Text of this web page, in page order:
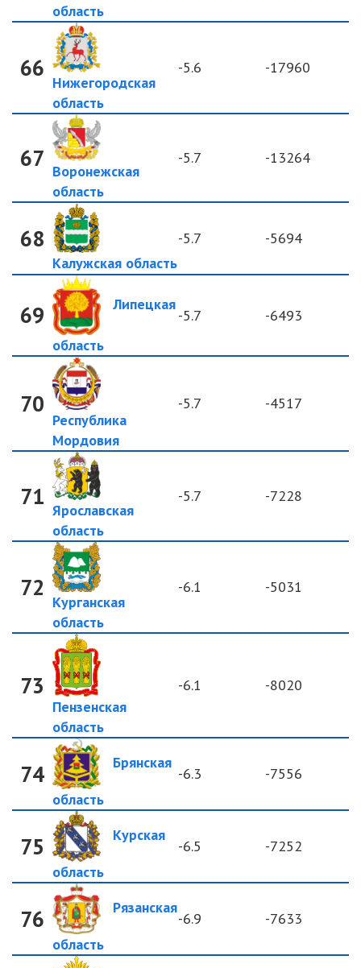
область
66
Нижегородская
область
-5.6 -17960
67 Воронежская
область
-5.7 -13264
68
Калужская область
-5.7 -5694
69 Липецкая
область
-5.7 -6493
70
Республика
Мордовия
-5.7 -4517
71
Ярославская
область
-5.7 -7228
72
Курганская
область
-6.1 -5031
73
Пензенская
область
-6.1 -8020
74
Брянская
область
-6.3 -7556
75
Курская
область
-6.5 -7252
76
Рязанская
область
-6.9 -7633